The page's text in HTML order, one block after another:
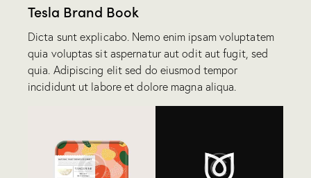
Tesla Brand Book
Dicta sunt explicabo. Nemo enim ipsam voluptatem
quia voluptas sit aspernatur aut odit aut fugit, sed
quia. Adipiscing elit sed do eiusmod tempor
incididunt ut labore et dolore magna aliqua.